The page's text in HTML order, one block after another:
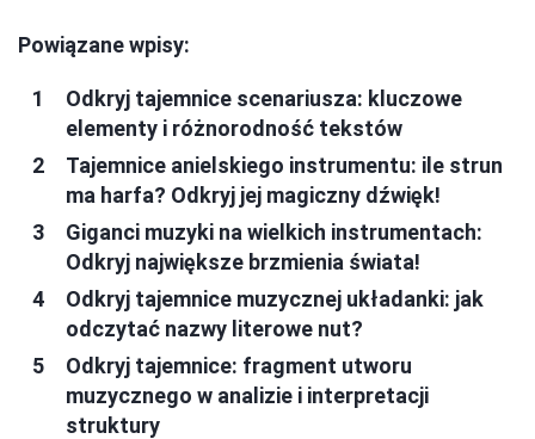
Powiązane wpisy:
Odkryj tajemnice scenariusza: kluczowe
elementy i różnorodność tekstów
Tajemnice anielskiego instrumentu: ile strun
ma harfa? Odkryj jej magiczny dźwięk!
Giganci muzyki na wielkich instrumentach:
Odkryj największe brzmienia świata!
Odkryj tajemnice muzycznej układanki: jak
odczytać nazwy literowe nut?
Odkryj tajemnice: fragment utworu
muzycznego w analizie i interpretacji
struktury